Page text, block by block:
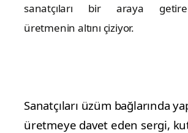
sanatçıları bir araya
üretmenin altını çiziyor.
Sanatçıları üzüm bağlarında
üretmeye davet eden sergi,